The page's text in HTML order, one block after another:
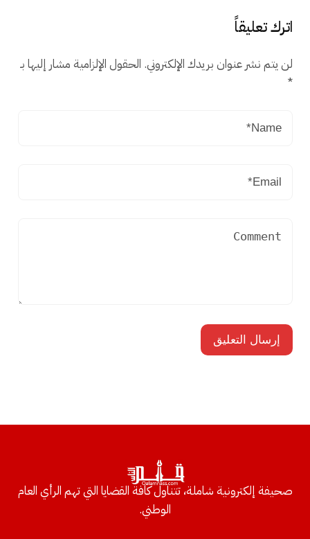
اترك تعليقاً
لن يتم نشر عنوان بريدك الإلكتروني. الحقول الإلزامية مشار إليها بـ
*
صحيفة إلكترونية شاملة، تتناول كافة القضايا التي تهم الرأي العام
الوطني.